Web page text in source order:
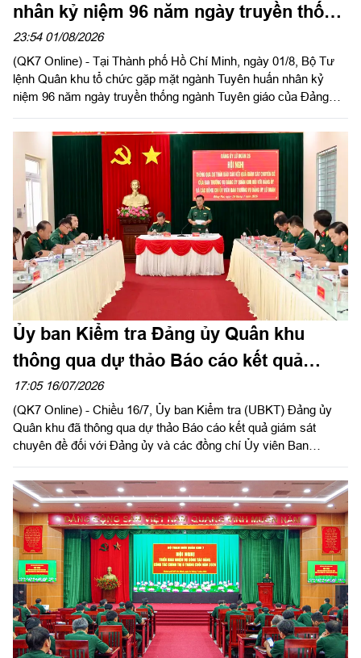
nhân kỷ niệm 96 năm ngày truyền thống
ngành Tuyên giáo của Đảng
23:54 01/08/2026
(QK7 Online) - Tại Thành phố Hồ Chí Minh, ngày 01/8, Bộ Tư
lệnh Quân khu tổ chức gặp mặt ngành Tuyên huấn nhân kỷ
niệm 96 năm ngày truyền thống ngành Tuyên giáo của Đảng
Trọng Nghĩa, Ủy viên Bộ Chính trị, Bí thư Trung ương Đảng, Ủy
viên Thường vụ Quân ủy Trung ương, Chủ nhiệm Tổng cục
Chính trị Quân đội nhân dân Việt Nam, nguyên Trưởng phòng
Tuyên huấn Quân khu 7; Trung tướng Trần Vinh Ngọc, Bí thư
Đảng ủy, Chính ủy Quân khu.
Ủy ban Kiểm tra Đảng ủy Quân khu
thông qua dự thảo Báo cáo kết quả
giám sát chuyên đề Đảng ủy Lữ đoàn 26
17:05 16/07/2026
(QK7 Online) - Chiều 16/7, Ủy ban Kiểm tra (UBKT) Đảng ủy
Quân khu đã thông qua dự thảo Báo cáo kết quả giám sát
chuyên đề đối với Đảng ủy và các đồng chí Ủy viên Ban
và công tác xây dựng Đảng. Đại tá Đỗ Thành Việt, Phó Chủ
nhiệm UBKT Đảng ủy Quân khu, Phó Trưởng đoàn giám sát dự
và chỉ đạo hội nghị. Đại tá Trương Văn Lan, Bí thư Đảng ủy,
Chính ủy Lữ đoàn 26 chủ trì hội nghị.